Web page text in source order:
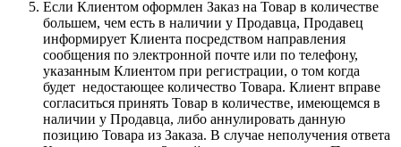
Если Клиентом оформлен Заказ на Товар в количестве
большем, чем есть в наличии у Продавца, Продавец
информирует Клиента посредством направления
сообщения по электронной почте или по телефону,
указанным Клиентом при регистрации, о том когда
будет недостающее количество Товара. Клиент вправе
согласиться принять Товар в количестве, имеющемся в
наличии у Продавца, либо аннулировать данную
позицию Товара из Заказа. В случае неполучения ответа